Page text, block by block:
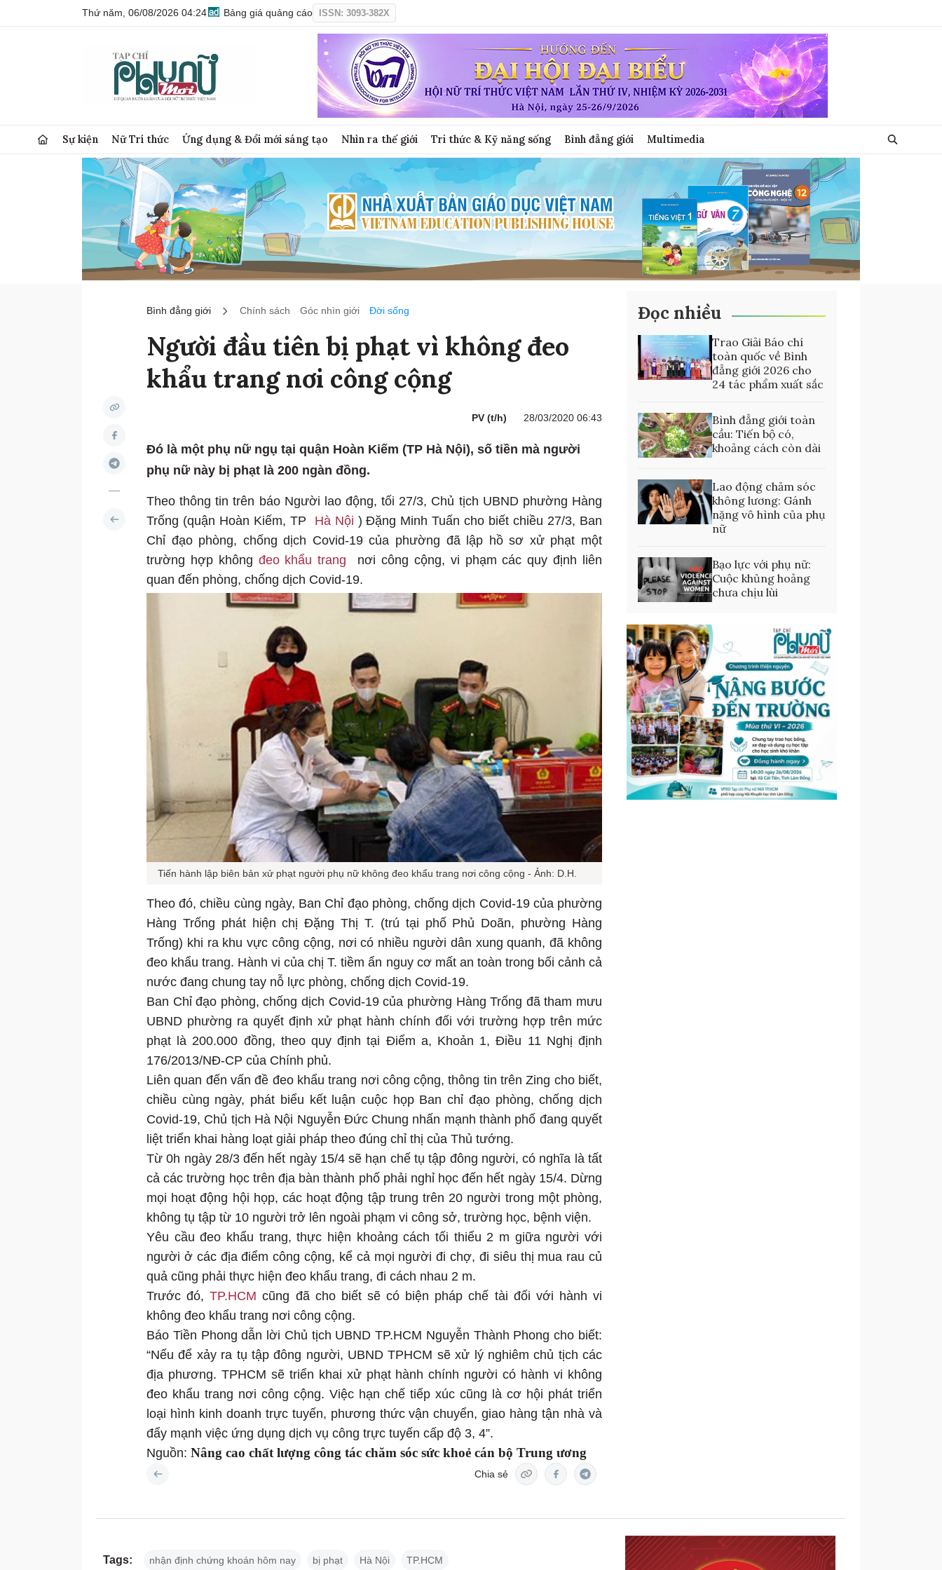
Thứ năm, 06/08/2026 04:24 Bảng giá quảng cáo ISSN: 3093-382X
Sự kiện Nữ Trí thức Ứng dụng & Đổi mới sáng tạo Nhìn ra thế giới Tri thức & Kỹ năng sống Bình đẳng giới Multimedia
Bình đẳng giới Chính sách Góc nhìn giới Đời sống
Người đầu tiên bị phạt vì không đeo
khẩu trang nơi công cộng
PV (t/h) 28/03/2020 06:43
Đó là một phụ nữ ngụ tại quận Hoàn Kiếm (TP Hà Nội), số tiền mà người
phụ nữ này bị phạt là 200 ngàn đồng.
Theo thông tin trên báo Người lao động, tối 27/3, Chủ tịch UBND phường Hàng
Trống (quận Hoàn Kiếm, TP
Hà Nội ) Đặng Minh Tuấn cho biết chiều 27/3, Ban
Chỉ đạo phòng, chống dịch Covid-19 của phường đã lập hồ sơ xử phạt một
trường hợp không đeo khẩu trang
nơi công cộng, vi phạm các quy định liên
quan đến phòng, chống dịch Covid-19.
Tiến hành lập biên bản xử phạt người phụ nữ không đeo khẩu trang nơi công cộng - Ảnh: D.H.
Theo đó, chiều cùng ngày, Ban Chỉ đạo phòng, chống dịch Covid-19 của phường
Hàng Trống phát hiện chị Đặng Thị T. (trú tại phố Phủ Doãn, phường Hàng
Trống) khi ra khu vực công cộng, nơi có nhiều người dân xung quanh, đã không
đeo khẩu trang. Hành vi của chị T. tiềm ẩn nguy cơ mất an toàn trong bối cảnh cả
nước đang chung tay nỗ lực phòng, chống dịch Covid-19.
Ban Chỉ đạo phòng, chống dịch Covid-19 của phường Hàng Trống đã tham mưu
UBND phường ra quyết định xử phạt hành chính đối với trường hợp trên mức
phạt là 200.000 đồng, theo quy định tại Điểm a, Khoản 1, Điều 11 Nghị định
176/2013/NĐ-CP của Chính phủ.
Liên quan đến vấn đề đeo khẩu trang nơi công cộng, thông tin trên Zing cho biết,
chiều cùng ngày, phát biểu kết luận cuộc họp Ban chỉ đạo phòng, chống dịch
Covid-19, Chủ tịch Hà Nội Nguyễn Đức Chung nhấn mạnh thành phố đang quyết
liệt triển khai hàng loạt giải pháp theo đúng chỉ thị của Thủ tướng.
Từ 0h ngày 28/3 đến hết ngày 15/4 sẽ hạn chế tụ tập đông người, có nghĩa là tất
cả các trường học trên địa bàn thành phố phải nghỉ học đến hết ngày 15/4. Dừng
mọi hoạt động hội họp, các hoạt động tập trung trên 20 người trong một phòng,
không tụ tập từ 10 người trở lên ngoài phạm vi công sở, trường học, bệnh viện.
Yêu cầu đeo khẩu trang, thực hiện khoảng cách tối thiểu 2 m giữa người với
người ở các địa điểm công cộng, kể cả mọi người đi chợ, đi siêu thị mua rau củ
quả cũng phải thực hiện đeo khẩu trang, đi cách nhau 2 m.
Trước đó,TP.HCMcũng đã cho biết sẽ có biện pháp chế tài đối với hành vi
không đeo khẩu trang nơi công cộng.
Báo Tiền Phong dẫn lời Chủ tịch UBND TP.HCM Nguyễn Thành Phong cho biết:
“Nếu để xảy ra tụ tập đông người, UBND TPHCM sẽ xử lý nghiêm chủ tịch các
địa phương. TPHCM sẽ triển khai xử phạt hành chính người có hành vi không
đeo khẩu trang nơi công cộng. Việc hạn chế tiếp xúc cũng là cơ hội phát triển
loại hình kinh doanh trực tuyến, phương thức vận chuyển, giao hàng tận nhà và
đẩy mạnh việc ứng dụng dịch vụ công trực tuyến cấp độ 3, 4”.
Nguồn: Nâng cao chất lượng công tác chăm sóc sức khoẻ cán bộ Trung ương
Chia sẻ
Đọc nhiều
Trao Giải Báo chí
toàn quốc về Bình
đẳng giới 2026 cho
24 tác phẩm xuất sắc
Bình đẳng giới toàn
cầu: Tiến bộ có,
khoảng cách còn dài
Lao động chăm sóc
không lương: Gánh
nặng vô hình của phụ
nữ
Bạo lực với phụ nữ:
Cuộc khủng hoảng
chưa chịu lùi
Tags: nhận định chứng khoán hôm nay bị phạt Hà Nội TP.HCM